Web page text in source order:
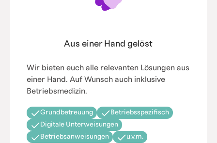
Aus einer Hand gelöst
Wir bieten euch alle relevanten Lösungen aus
einer Hand. Auf Wunsch auch inklusive
Betriebsmedizin.
Grundbetreuung
Betriebsspezifisch
Digitale Unterweisungen
Betriebsanweisungen
u.v.m.